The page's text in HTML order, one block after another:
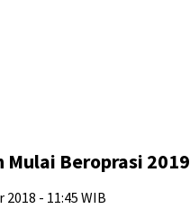
Mulai Beroprasi 2019
- 11:45 WIB